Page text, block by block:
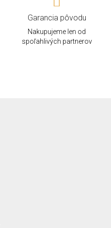
Garancia pôvodu
Nakupujeme len od
spoľahlivých partnerov